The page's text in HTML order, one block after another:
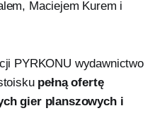
Maciejem Kurem i
PYRKONU wydawnictwo
pełną ofertę
gier planszowych i